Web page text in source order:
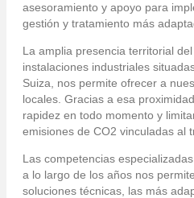
asesoramiento y apoyo para
gestión y tratamiento más
La amplia presencia territorial
instalaciones industriales
Suiza, nos permite ofrecer a
locales. Gracias a esa
rapidez en todo momento y
emisiones de CO2 vinculadas al
Las competencias
a lo largo de los años nos
soluciones técnicas, las más